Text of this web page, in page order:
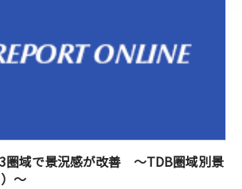
圏域で景況感が改善 ～TDB圏域別景
～